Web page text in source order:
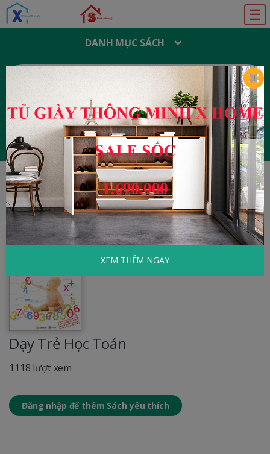
☰
DANH MỤC SÁCH
T
M
I
:
Đăng ký Đăng nhập
HOME Tâm Lý - Kỹ Năng Sống
Dạy Trẻ
Học Toán
Dạy Trẻ Học Toán
1118 lượt xem
Đăng nhập để thêm Sách yêu thích
XEM THÊM NGAY